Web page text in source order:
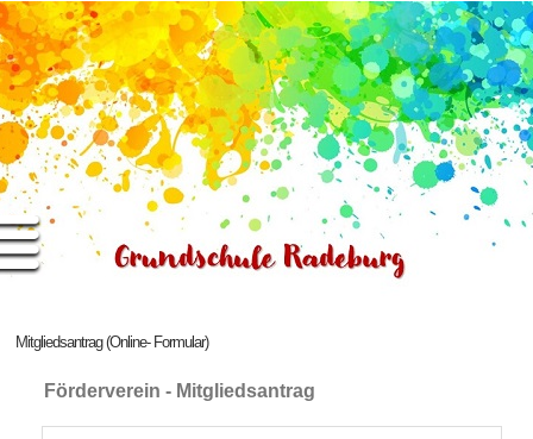
Mitgliedsantrag (Online- Formular)
Förderverein - Mitgliedsantrag